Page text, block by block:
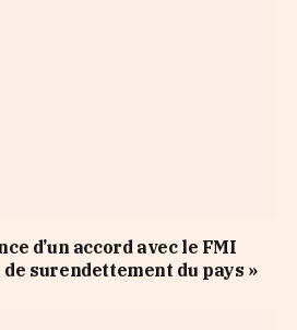
d’un accord avec le FMI
surendettement du pays »